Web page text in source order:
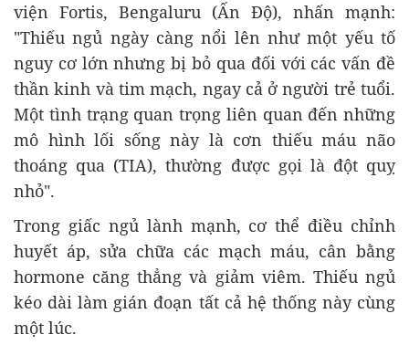
viện Fortis, Bengaluru (Ấn Độ), nhấn mạnh:
"Thiếu ngủ ngày càng nổi lên như một yếu tố
nguy cơ lớn nhưng bị bỏ qua đối với các vấn đề
thần kinh và tim mạch, ngay cả ở người trẻ tuổi.
Một tình trạng quan trọng liên quan đến những
mô hình lối sống này là cơn thiếu máu não
thoáng qua (TIA), thường được gọi là đột quỵ
nhỏ".
Trong giấc ngủ lành mạnh, cơ thể điều chỉnh
huyết áp, sửa chữa các mạch máu, cân bằng
hormone căng thẳng và giảm viêm. Thiếu ngủ
kéo dài làm gián đoạn tất cả hệ thống này cùng
một lúc.